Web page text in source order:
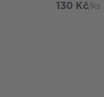
130 Kč/ks